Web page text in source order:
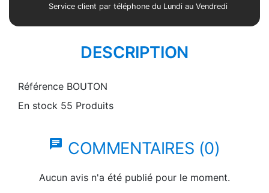
Service client par téléphone du Lundi au Vendredi
DESCRIPTION
Référence BOUTON
En stock 55 Produits
chat COMMENTAIRES (0)
Aucun avis n'a été publié pour le moment.